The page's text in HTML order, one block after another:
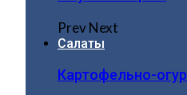
PrevNext
Салаты
Картофельно-